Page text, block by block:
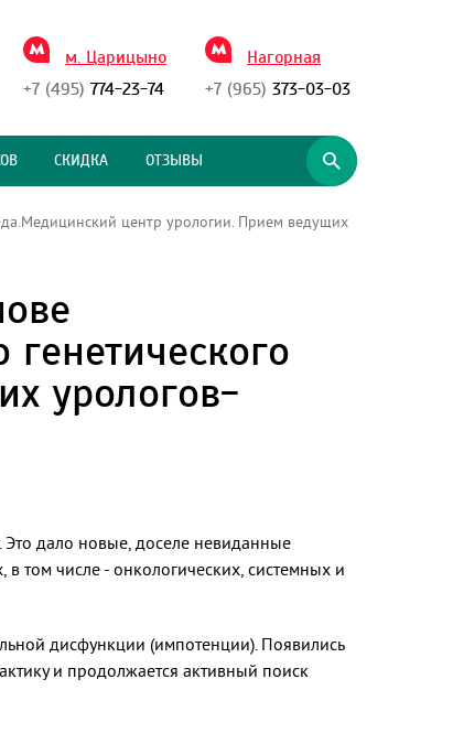
м. Царицыно
+7 (495) 774-23-74
Нагорная
+7 (965) 373-03-03
СКИДКА ОТЗЫВЫ
центр урологии. Прием ведущих
урологов-
дало новые, доселе невиданные
том числе - онкологических, системных и
дисфункции (импотенции). Появились
и продолжается активный поиск